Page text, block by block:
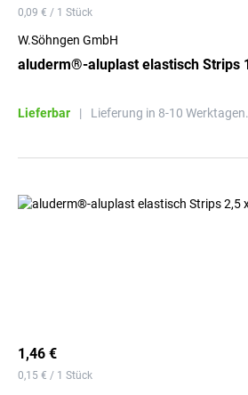
0,09 € / 1 Stück
W.Söhngen GmbH
Lieferbar | Lieferung in 8-10 Werktagen.
1,46 €
0,15 € / 1 Stück